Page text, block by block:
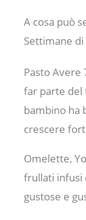
A cosa può
Settimane di
Pasto Avere
far parte del
bambino ha
crescere
Omelette,
frullati infusi
gustose e